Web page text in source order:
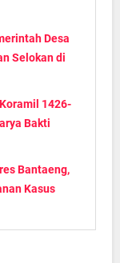
Desa
Selokan di
1426-
Bakti
Bantaeng,
Kasus